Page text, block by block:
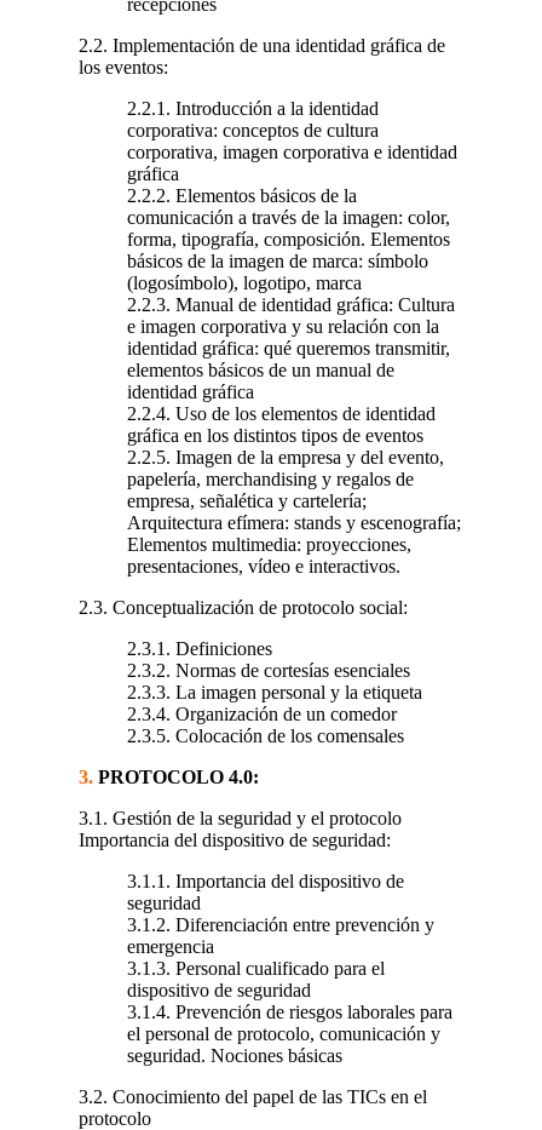
2.2. Implementación de una identidad gráfica de
los eventos:
2.2.1. Introducción a la identidad
corporativa: conceptos de cultura
corporativa, imagen corporativa e identidad
gráfica
2.2.2. Elementos básicos de la
comunicación a través de la imagen: color,
forma, tipografía, composición. Elementos
básicos de la imagen de marca: símbolo
(logosímbolo), logotipo, marca
2.2.3. Manual de identidad gráfica: Cultura
e imagen corporativa y su relación con la
identidad gráfica: qué queremos transmitir,
elementos básicos de un manual de
identidad gráfica
2.2.4. Uso de los elementos de identidad
gráfica en los distintos tipos de eventos
2.2.5. Imagen de la empresa y del evento,
papelería, merchandising y regalos de
empresa, señalética y cartelería;
Arquitectura efímera: stands y escenografía;
Elementos multimedia: proyecciones,
presentaciones, vídeo e interactivos.
2.3. Conceptualización de protocolo social:
2.3.1. Definiciones
2.3.2. Normas de cortesías esenciales
2.3.3. La imagen personal y la etiqueta
2.3.4. Organización de un comedor
2.3.5. Colocación de los comensales
3.PROTOCOLO 4.0:
3.1. Gestión de la seguridad y el protocolo
Importancia del dispositivo de seguridad:
3.1.1. Importancia del dispositivo de
seguridad
3.1.2. Diferenciación entre prevención y
emergencia
3.1.3. Personal cualificado para el
dispositivo de seguridad
3.1.4. Prevención de riesgos laborales para
el personal de protocolo, comunicación y
seguridad. Nociones básicas
3.2. Conocimiento del papel de las TICs en el
protocolo